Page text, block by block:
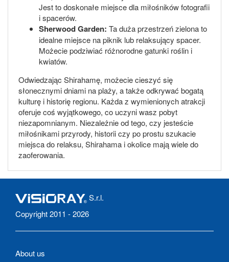
Jest to doskonałe miejsce dla miłośników fotografii
i spacerów.
Sherwood Garden: Ta duża przestrzeń zielona to
idealne miejsce na piknik lub relaksujący spacer.
Możecie podziwiać różnorodne gatunki roślin i
kwiatów.
Odwiedzając Shirahamę, możecie cieszyć się
słonecznymi dniami na plaży, a także odkrywać bogatą
kulturę i historię regionu. Każda z wymienionych atrakcji
oferuje coś wyjątkowego, co uczyni wasz pobyt
niezapomnianym. Niezależnie od tego, czy jesteście
miłośnikami przyrody, historii czy po prostu szukacie
miejsca do relaksu, Shirahama i okolice mają wiele do
zaoferowania.
S.r.l.
Copyright 2011 - 2026
About us